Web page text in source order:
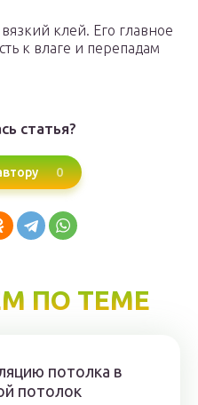
клей. Его главное
к влаге и перепадам
статья?
0
ПО ТЕМЕ
потолка в
потолок